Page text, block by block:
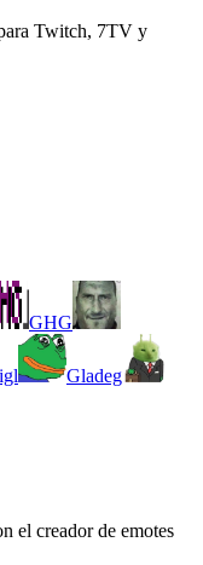
Twitch, 7TV y
GHG
Gladeg
el creador de emotes